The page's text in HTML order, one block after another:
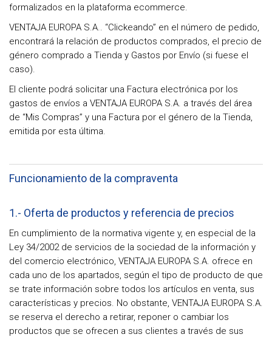
formalizados en la plataforma ecommerce.
VENTAJA EUROPA S.A.. “Clickeando” en el número de pedido,
encontrará la relación de productos comprados, el precio de
género comprado a Tienda y Gastos por Envío (si fuese el
caso).
El cliente podrá solicitar una Factura electrónica por los
gastos de envíos a VENTAJA EUROPA S.A. a través del área
de “Mis Compras” y una Factura por el género de la Tienda,
emitida por esta última.
Funcionamiento de la compraventa
1.- Oferta de productos y referencia de precios
En cumplimiento de la normativa vigente y, en especial de la
Ley 34/2002 de servicios de la sociedad de la información y
del comercio electrónico, VENTAJA EUROPA S.A. ofrece en
cada uno de los apartados, según el tipo de producto de que
se trate información sobre todos los artículos en venta, sus
características y precios. No obstante, VENTAJA EUROPA S.A.
se reserva el derecho a retirar, reponer o cambiar los
productos que se ofrecen a sus clientes a través de sus